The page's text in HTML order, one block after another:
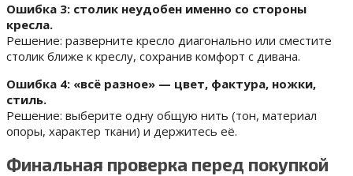
Ошибка 3: столик неудобен именно со стороны
кресла.
Решение: разверните кресло диагонально или сместите
столик ближе к креслу, сохранив комфорт с дивана.
Ошибка 4: «всё разное» — цвет, фактура, ножки,
стиль.
Решение: выберите одну общую нить (тон, материал
опоры, характер ткани) и держитесь её.
Финальная проверка перед покупкой